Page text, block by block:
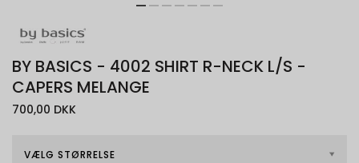
BY BASICS - 4002 SHIRT R-NECK L/S -
CAPERS MELANGE
700,00 DKK
VÆLG STØRRELSE